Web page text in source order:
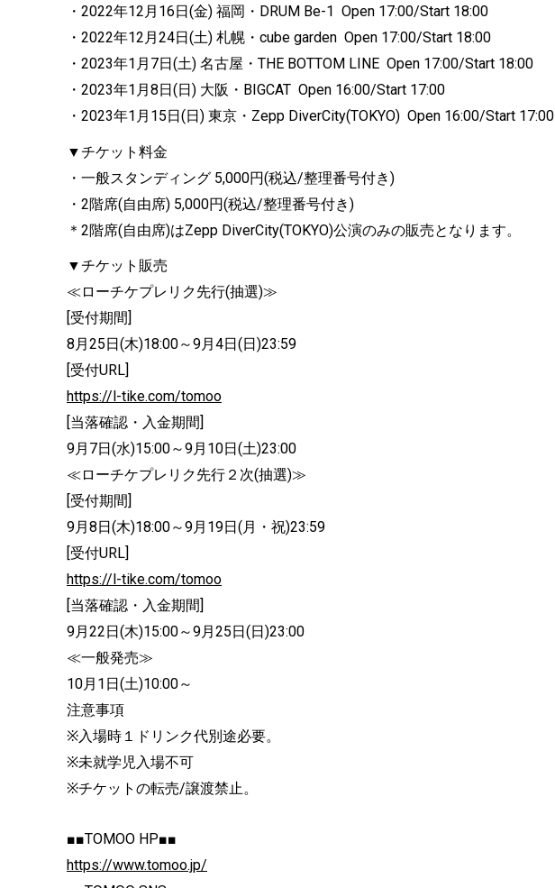
・2022年12月16日(金) 福岡・DRUM Be-1 Open 17:00/Start 18:00
・2022年12月24日(土) 札幌・cube garden Open 17:00/Start 18:00
・2023年1月7日(土) 名古屋・THE BOTTOM LINE Open 17:00/Start 18:00
・2023年1月8日(日) 大阪・BIGCAT Open 16:00/Start 17:00
・2023年1月15日(日) 東京・Zepp DiverCity(TOKYO) Open 16:00/Start 17:00
▼チケット料金
・一般スタンディング 5,000円(税込/整理番号付き)
・2階席(自由席) 5,000円(税込/整理番号付き)
＊2階席(自由席)はZepp DiverCity(TOKYO)公演のみの販売となります。
▼チケット販売
≪ローチケプレリク先行(抽選)≫
[受付期間]
8月25日(木)18:00～9月4日(日)23:59
[受付URL]
https://l-tike.com/tomoo
[当落確認・入金期間]
9月7日(水)15:00～9月10日(土)23:00
≪ローチケプレリク先行２次(抽選)≫
[受付期間]
9月8日(木)18:00～9月19日(月・祝)23:59
[受付URL]
https://l-tike.com/tomoo
[当落確認・入金期間]
9月22日(木)15:00～9月25日(日)23:00
≪一般発売≫
10月1日(土)10:00～
注意事項
※入場時１ドリンク代別途必要。
※未就学児入場不可
※チケットの転売/譲渡禁止。
■■TOMOO HP■■
https://www.tomoo.jp/